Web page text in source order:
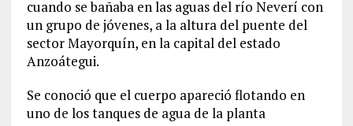
cuando se bañaba en las aguas del río Neverí con
un grupo de jóvenes, a la altura del puente del
sector Mayorquín, en la capital del estado
Anzoátegui.
Se conoció que el cuerpo apareció flotando en
uno de los tanques de agua de la planta